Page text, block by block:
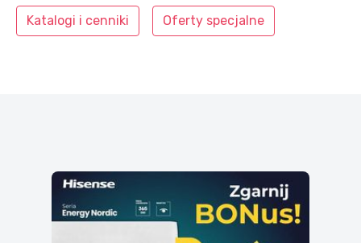
Katalogi i cenniki Oferty specjalne